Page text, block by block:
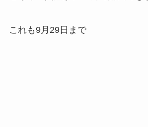
これも9月29日まで